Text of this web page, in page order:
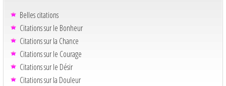
Belles citations
Citations sur le Bonheur
Citations sur la Chance
Citations sur le Courage
Citations sur le Désir
Citations sur la Douleur